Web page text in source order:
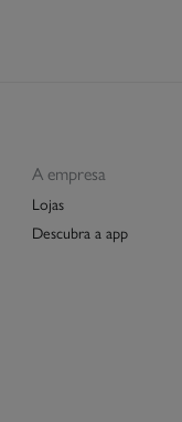
A empresa
Lojas
Descubra a app